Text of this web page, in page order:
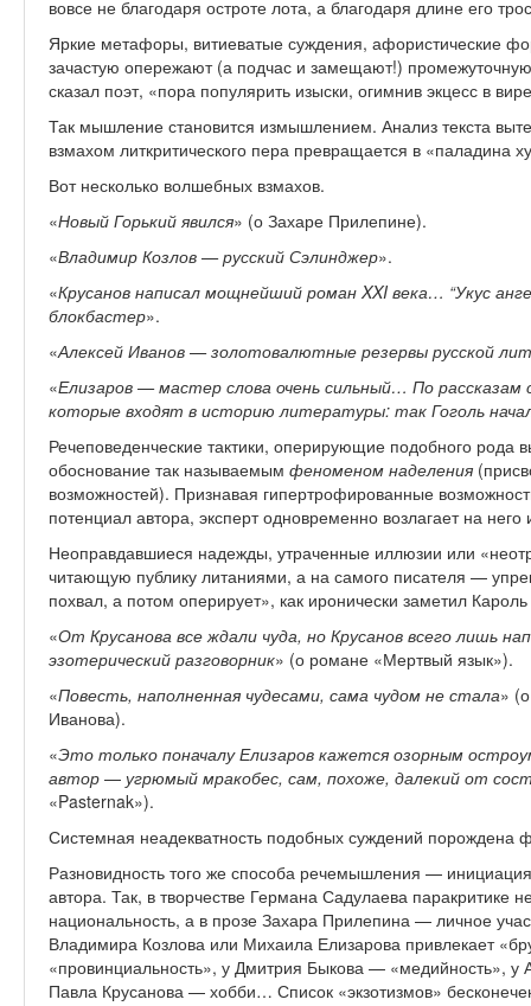
вовсе не благодаря остроте лота, а благодаря длине его
Яркие метафоры, витиеватые суждения, афористические
зачастую опережают (а подчас и замещают!)
сказал поэт, «пора популярить изыски, огимнив экцесс в
Так мышление становится измышлением. Анализ текста
взмахом литкритического пера превращается в «паладина
Вот несколько волшебных взмахов.
«Новый Горький явился» (о Захаре Прилепине).
«Владимир Козлов — русский Сэлинджер».
«Крусанов написал мощнейший роман XXI века… “Укус
блокбастер».
«Алексей Иванов — золотовалютные резервы русской
«Елизаров — мастер слова очень сильный… По
которые входят в историю литературы: так Гоголь
Речеповеденческие тактики, оперирующие подобного
обоснование так называемым феноменом наделения
возможностей). Признавая гипертрофированные
потенциал автора, эксперт одновременно возлагает на
Неоправдавшиеся надежды, утраченные иллюзии или
читающую публику литаниями, а на самого писателя —
похвал, а потом оперирует», как иронически заметил
«От Крусанова все ждали чуда, но Крусанов всего лишь
эзотерический разговорник» (о романе «Мертвый язык»).
«Повесть, наполненная чудесами, сама чудом не стала»
Иванова).
«Это только поначалу Елизаров кажется озорным
автор — угрюмый мракобес, сам, похоже, далекий от
«Pasternak»).
Системная неадекватность подобных суждений порождена
Разновидность того же способа речемышления — инициация
автора. Так, в творчестве Германа Садулаева
национальность, а в прозе Захара Прилепина — личное
Владимира Козлова или Михаила Елизарова привлекает
«провинциальность», у Дмитрия Быкова — «медийность»,
Павла Крусанова — хобби… Список «экзотизмов»